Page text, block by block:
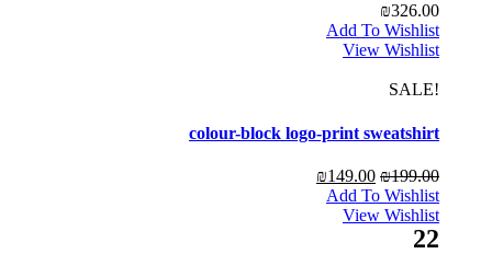
₪326.00
Add To Wishlist
View Wishlist
!SALE
colour-block logo-print sweatshirt
₪199.00
₪149.00
Add To Wishlist
View Wishlist
22